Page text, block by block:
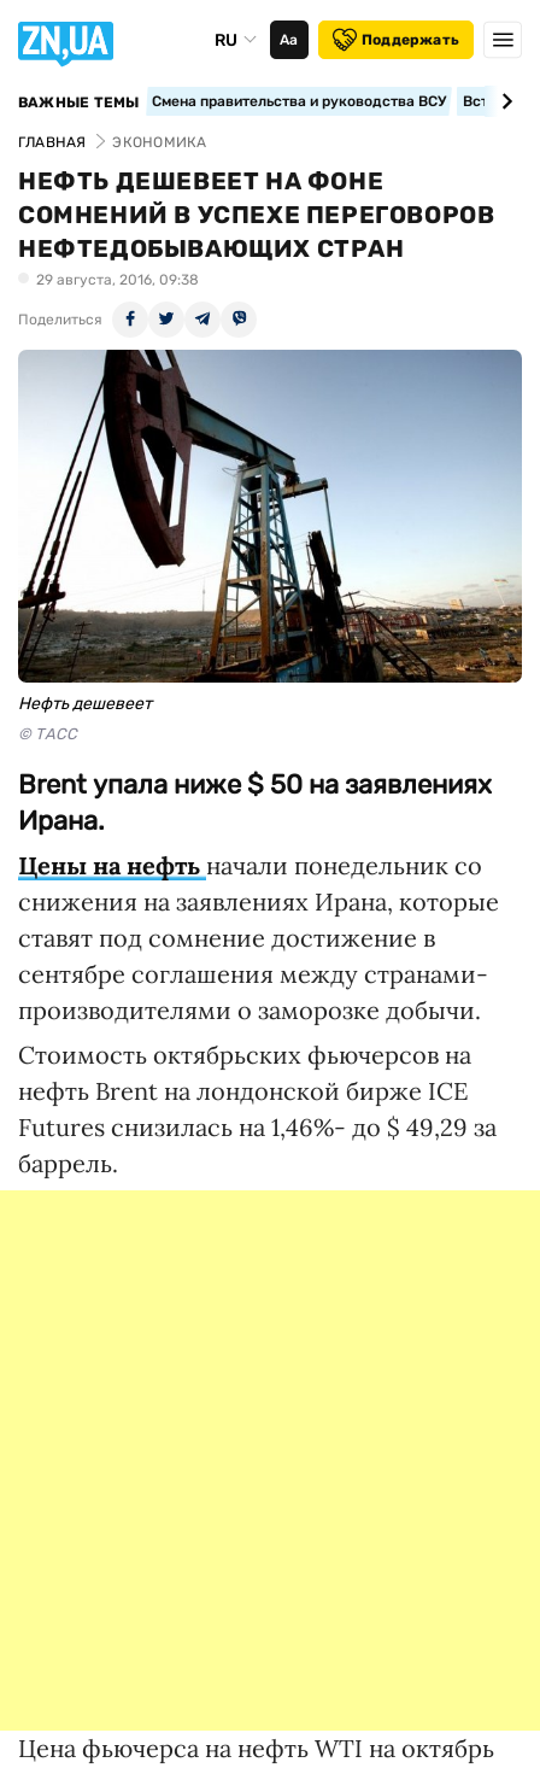
RU Аа Поддержать
ВАЖНЫЕ ТЕМЫ Смена правительства и руководства ВСУ
ГЛАВНАЯ ЭКОНОМИКА
НЕФТЬ ДЕШЕВЕЕТ НА ФОНЕ
СОМНЕНИЙ В УСПЕХЕ ПЕРЕГОВОРОВ
НЕФТЕДОБЫВАЮЩИХ СТРАН
29 августа, 2016, 09:38
Поделиться
Нефть дешевеет
© ТАСС
Brent упала ниже $ 50 на заявлениях
Ирана.
Цены на нефть начали понедельник со
снижения на заявлениях Ирана, которые
ставят под сомнение достижение в
сентябре соглашения между странами-
производителями о заморозке добычи.
Стоимость октябрьских фьючерсов на
нефть Brent на лондонской бирже ICE
Futures снизилась на 1,46%- до $ 49,29 за
баррель.
Цена фьючерса на нефть WTI на октябрь